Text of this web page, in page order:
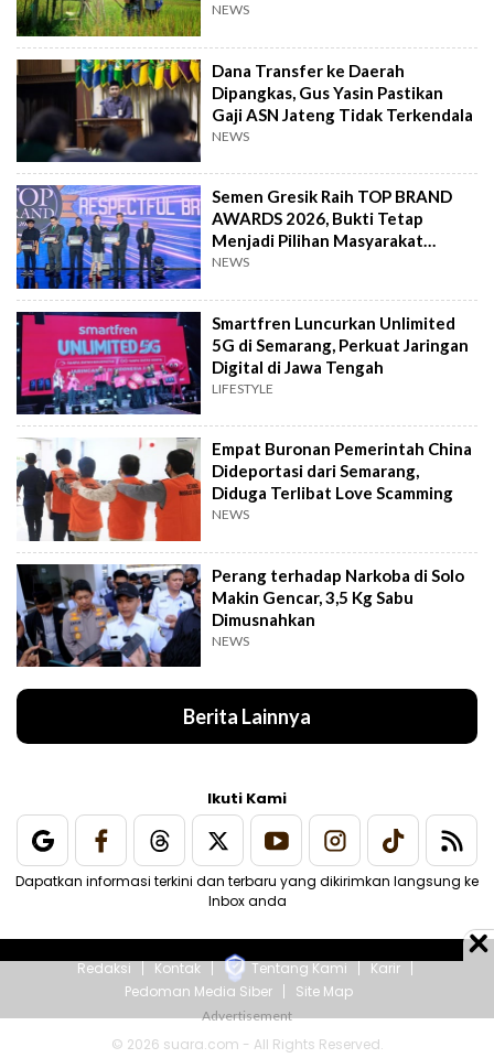
NEWS
Dana Transfer ke Daerah
Dipangkas, Gus Yasin Pastikan
Gaji ASN Jateng Tidak Terkendala
NEWS
Semen Gresik Raih TOP BRAND
AWARDS 2026, Bukti Tetap
Menjadi Pilihan Masyarakat
Indonesia
NEWS
Smartfren Luncurkan Unlimited
5G di Semarang, Perkuat Jaringan
Digital di Jawa Tengah
LIFESTYLE
Empat Buronan Pemerintah China
Dideportasi dari Semarang,
Diduga Terlibat Love Scamming
NEWS
Perang terhadap Narkoba di Solo
Makin Gencar, 3,5 Kg Sabu
Dimusnahkan
NEWS
Berita Lainnya
Ikuti Kami
Dapatkan informasi terkini dan terbaru yang dikirimkan langsung ke
Inbox anda
Redaksi Kontak Tentang Kami
Karir
Pedoman Media Siber
Site Map
© 2026 suara.com - All Rights Reserved.